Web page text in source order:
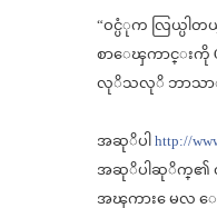
“ဝင္ပံုက လြယ္ပါတ
စာေၾကာင္းကို
လုိသလုိ ဘာသာျပ
အဆုိပါ http://
အဆုိပါဆုိက္၏ လု
အၾကား ေမလ ေန